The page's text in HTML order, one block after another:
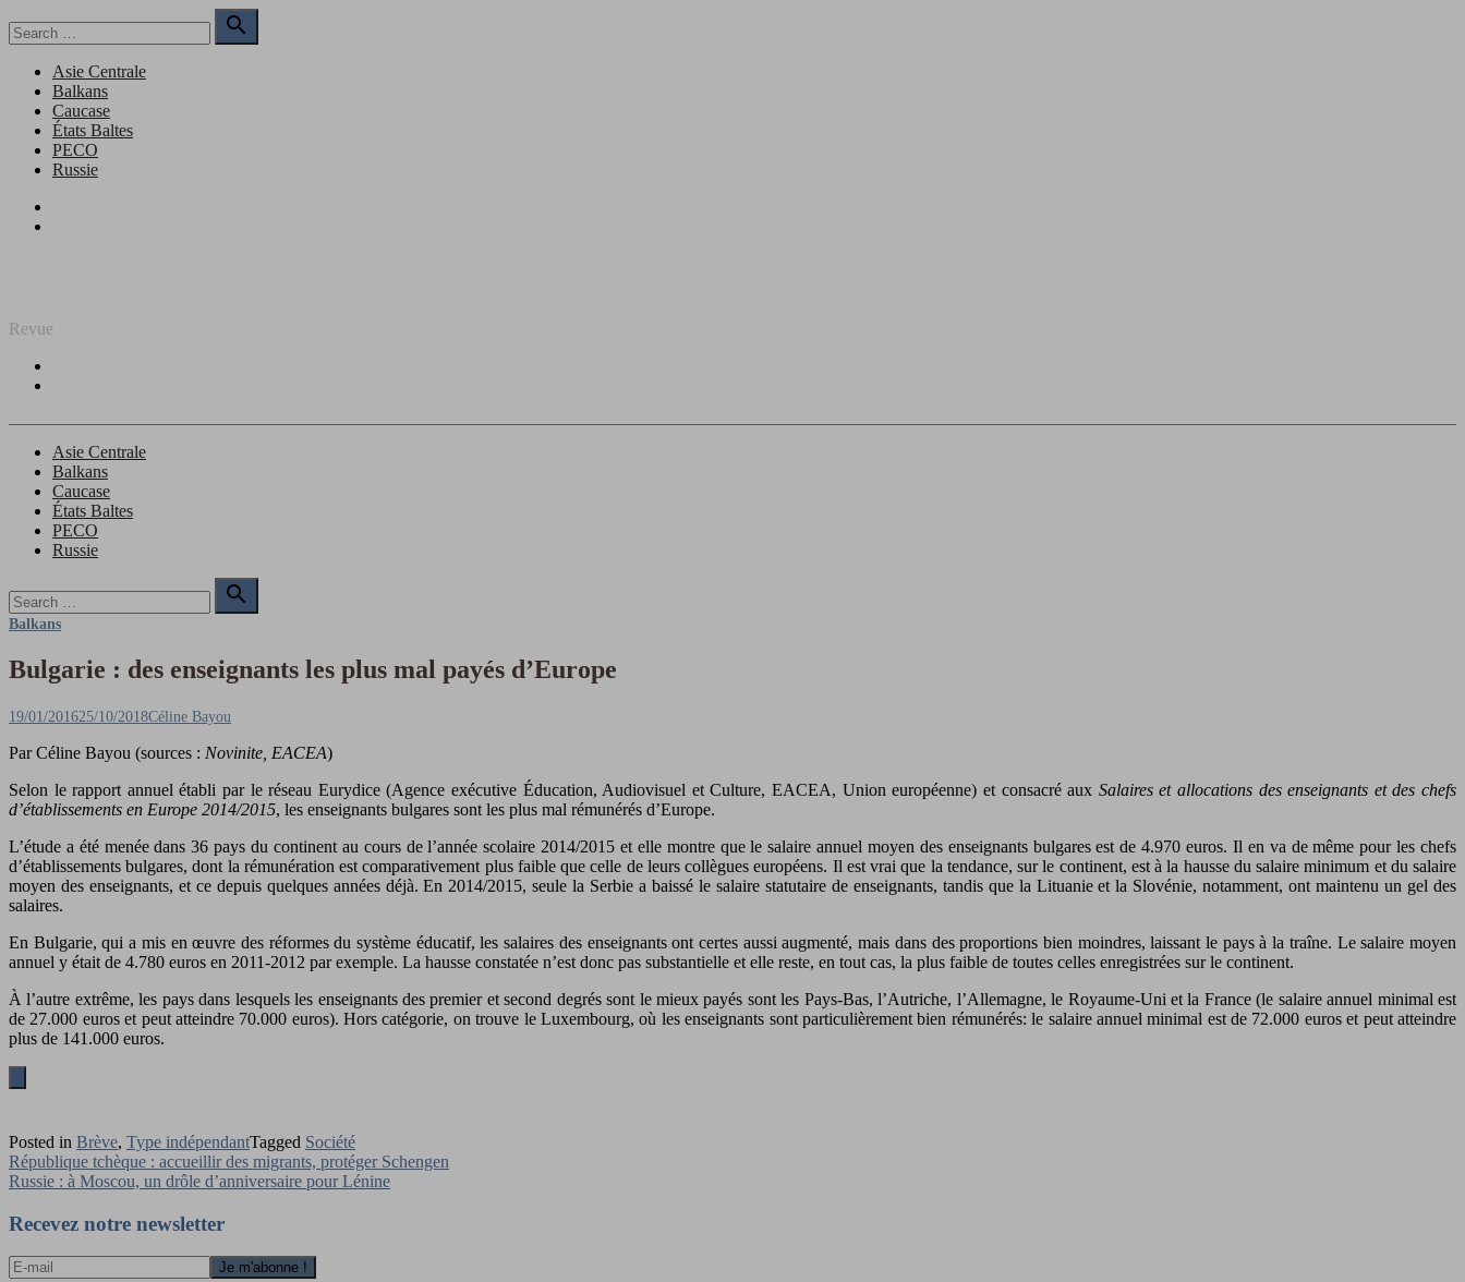
to
for:

Search
Asie Centrale
Balkans
Caucase
États Baltes
PECO
Russie
Revue
Asie Centrale
Balkans
Caucase
États Baltes
PECO
Russie
for:

Search
Balkans
Bulgarie : des enseignants les plus mal payés d’Europe
Posted
19/01/201625/10/2018Author
Céline Bayou
Par Céline Bayou (sources : Novinite, EACEA)
Selon le rapport annuel établi par le réseau Eurydice (Agence exécutive Éducation, Audiovisuel et Culture, EACEA, Union européenne) et consacré aux Salaires et allocations des enseignants et des chefs
d’établissements en Europe 2014/2015, les enseignants bulgares sont les plus mal rémunérés d’Europe.
L’étude a été menée dans 36 pays du continent au cours de l’année scolaire 2014/2015 et elle montre que le salaire annuel moyen des enseignants bulgares est de 4.970 euros. Il en va de même pour les chefs
d’établissements bulgares, dont la rémunération est comparativement plus faible que celle de leurs collègues européens. Il est vrai que la tendance, sur le continent, est à la hausse du salaire minimum et du salaire
moyen des enseignants, et ce depuis quelques années déjà. En 2014/2015, seule la Serbie a baissé le salaire statutaire de enseignants, tandis que la Lituanie et la Slovénie, notamment, ont maintenu un gel des
salaires.
En Bulgarie, qui a mis en œuvre des réformes du système éducatif, les salaires des enseignants ont certes aussi augmenté, mais dans des proportions bien moindres, laissant le pays à la traîne. Le salaire moyen
annuel y était de 4.780 euros en 2011-2012 par exemple. La hausse constatée n’est donc pas substantielle et elle reste, en tout cas, la plus faible de toutes celles enregistrées sur le continent.
À l’autre extrême, les pays dans lesquels les enseignants des premier et second degrés sont le mieux payés sont les Pays-Bas, l’Autriche, l’Allemagne, le Royaume-Uni et la France (le salaire annuel minimal est
de 27.000 euros et peut atteindre 70.000 euros). Hors catégorie, on trouve le Luxembourg, où les enseignants sont particulièrement bien rémunérés: le salaire annuel minimal est de 72.000 euros et peut atteindre
plus de 141.000 euros.
Posted in Brève, Type indépendantTagged Société
Navigation
de
l’article
République tchèque : accueillir des migrants, protéger Schengen
Russie : à Moscou, un drôle d’anniversaire pour Lénine
Recevez notre newsletter